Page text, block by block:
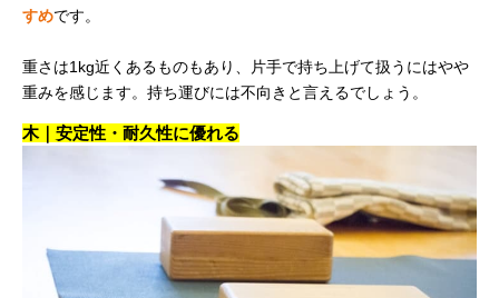
すめです。
重さは1kg近くあるものもあり、片手で持ち上げて扱うにはやや
重みを感じます。持ち運びには不向きと言えるでしょう。
木｜安定性・耐久性に優れる